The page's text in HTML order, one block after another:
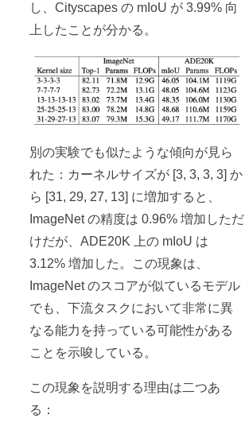
し、Cityscapes の mIoU が 3.99% 向
上したことが分かる。
別の実験でも似たような傾向が見ら
れた：カーネルサイズが [3, 3, 3, 3] か
ら [31, 29, 27, 13] に増加すると、
ImageNet の精度は 0.96% 増加しただ
けだが、ADE20K 上の mIoU は
3.12% 増加した。この現象は、
ImageNet のスコアが似ているモデル
でも、下流タスクにおいて非常に異
なる能力を持っている可能性がある
ことを示唆している。
この現象を説明する理由は二つあ
る：